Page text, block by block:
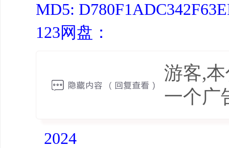
MD5:
123网盘：
游客,
一个广
2024